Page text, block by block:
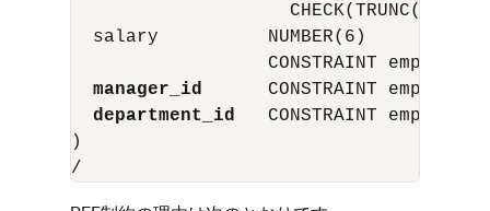
  salary          NUMBER(6)
CONSTRAINT
manager_id
CONSTRAINT
department_id
CONSTRAINT
)